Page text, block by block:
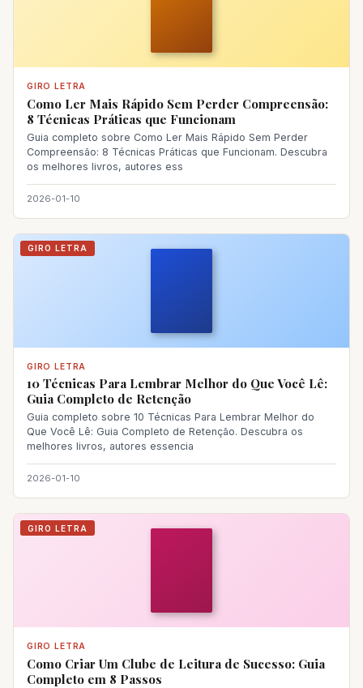
GIRO LETRA
Como Ler Mais Rápido Sem Perder Compreensão:
8 Técnicas Práticas que Funcionam
Guia completo sobre Como Ler Mais Rápido Sem Perder
Compreensão: 8 Técnicas Práticas que Funcionam. Descubra
os melhores livros, autores ess
2026-01-10
GIRO LETRA
GIRO LETRA
10 Técnicas Para Lembrar Melhor do Que Você Lê:
Guia Completo de Retenção
Guia completo sobre 10 Técnicas Para Lembrar Melhor do
Que Você Lê: Guia Completo de Retenção. Descubra os
melhores livros, autores essencia
2026-01-10
GIRO LETRA
GIRO LETRA
Como Criar Um Clube de Leitura de Sucesso: Guia
Completo em 8 Passos